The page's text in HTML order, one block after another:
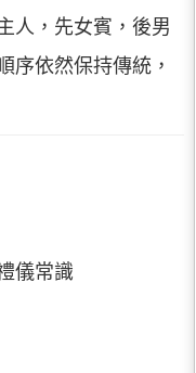
人，先女賓，後男
序依然保持傳統，
儀常識